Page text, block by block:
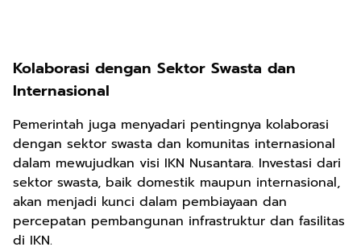
Kolaborasi dengan Sektor Swasta dan
Internasional
Pemerintah juga menyadari pentingnya kolaborasi
dengan sektor swasta dan komunitas internasional
dalam mewujudkan visi IKN Nusantara. Investasi dari
sektor swasta, baik domestik maupun internasional,
akan menjadi kunci dalam pembiayaan dan
percepatan pembangunan infrastruktur dan fasilitas
di IKN.